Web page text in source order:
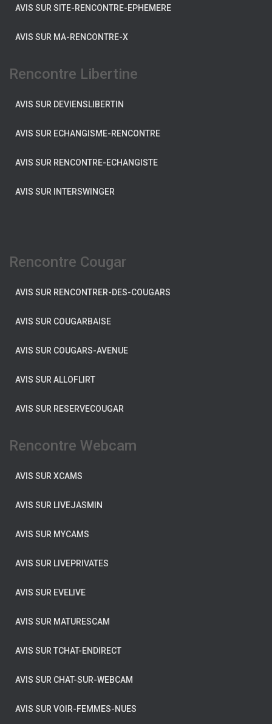
AVIS SUR SITE-RENCONTRE-EPHEMERE
AVIS SUR MA-RENCONTRE-X
Rencontre Libertine
AVIS SUR DEVIENSLIBERTIN
AVIS SUR ECHANGISME-RENCONTRE
AVIS SUR RENCONTRE-ECHANGISTE
AVIS SUR INTERSWINGER
Rencontre Cougar
AVIS SUR RENCONTRER-DES-COUGARS
AVIS SUR COUGARBAISE
AVIS SUR COUGARS-AVENUE
AVIS SUR ALLOFLIRT
AVIS SUR RESERVECOUGAR
Rencontre Webcam
AVIS SUR XCAMS
AVIS SUR LIVEJASMIN
AVIS SUR MYCAMS
AVIS SUR LIVEPRIVATES
AVIS SUR EVELIVE
AVIS SUR MATURESCAM
AVIS SUR TCHAT-ENDIRECT
AVIS SUR CHAT-SUR-WEBCAM
AVIS SUR VOIR-FEMMES-NUES